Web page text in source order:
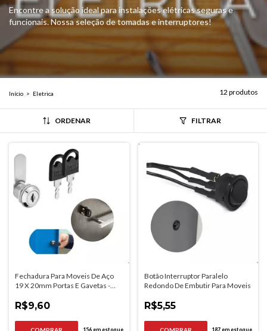
Encontre a solução ideal para instalações elétricas seguras e
funcionais. Nossa seleção de tomadas e interruptores!
Início > Eletrica 12 produtos
ORDENAR FILTRAR
Fechadura Para Moveis De Aço
19 X 20mm Portas E Gavetas -
R$9,60
156em estoque
Botão Interruptor Paralelo
Redondo De Embutir Para Moveis
R$5,55
187em estoque